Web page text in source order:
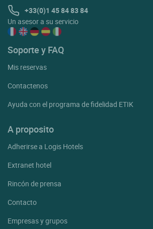
+33(0)1 45 84 83 84
Un asesor a su servicio
Soporte y FAQ
Mis reservas
Contactenos
Ayuda con el programa de fidelidad ETIK
A proposito
Adherirse a Logis Hotels
Extranet hotel
Rincón de prensa
Contacto
Empresas y grupos